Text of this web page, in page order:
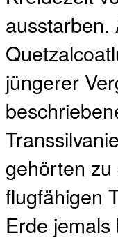
jüngerer
gehörten
flugfähigen
Erde